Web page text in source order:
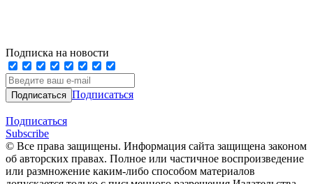
Подписка на новости
Подписаться
Подписаться
Subscribe
© Все права защищены. Информация сайта защищена законом
об авторских правах. Полное или частичное воспроизведение
или размножение каким-либо способом материалов